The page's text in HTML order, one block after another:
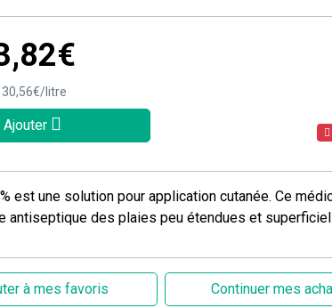
,82€
30,56€/litre
Ajouter
est une solution pour application cutanée. Ce
antiseptique des plaies peu étendues et
à mes favoris Continuer mes